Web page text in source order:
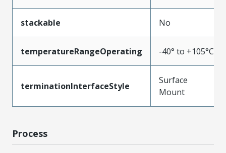
stackable No
temperatureRangeOperating -40° to +105°C
terminationInterfaceStyle
Surface
Mount
Process